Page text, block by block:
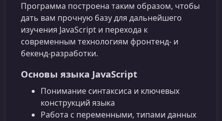
Программа построена таким образом, чтобы
дать вам прочную базу для дальнейшего
изучения JavaScript и перехода к
современным технологиям фронтенд‑ и
бекенд‑разработки.
Основы языка JavaScript
Понимание синтаксиса и ключевых
конструкций языка
Работа с переменными, типами данных